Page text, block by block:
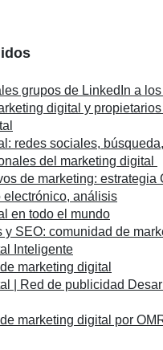
grupos de LinkedIn a
digital y
redes sociales,
del marketing digital
de marketing:
electrónico, análisis
en todo el mundo
y SEO: comunidad de
Inteligente
marketing digital
| Red de publicidad
marketing digital por